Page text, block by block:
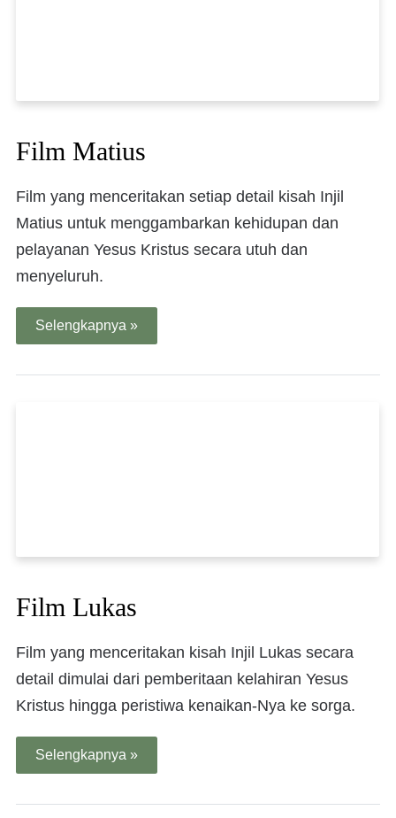
Film Matius
Film yang menceritakan setiap detail kisah Injil
Matius untuk menggambarkan kehidupan dan
pelayanan Yesus Kristus secara utuh dan
menyeluruh.
Selengkapnya »
Film Lukas
Film yang menceritakan kisah Injil Lukas secara
detail dimulai dari pemberitaan kelahiran Yesus
Kristus hingga peristiwa kenaikan-Nya ke sorga.
Selengkapnya »